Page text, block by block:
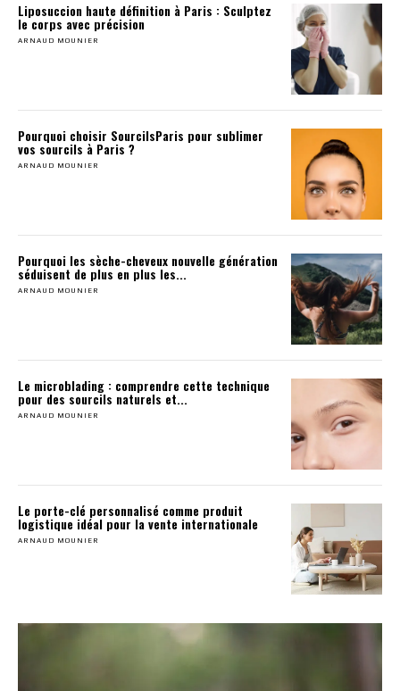
Liposuccion haute définition à Paris : Sculptez
le corps avec précision
ARNAUD MOUNIER
Pourquoi choisir SourcilsParis pour sublimer
vos sourcils à Paris ?
ARNAUD MOUNIER
Pourquoi les sèche-cheveux nouvelle génération
séduisent de plus en plus les...
ARNAUD MOUNIER
Le microblading : comprendre cette technique
pour des sourcils naturels et...
ARNAUD MOUNIER
Le porte-clé personnalisé comme produit
logistique idéal pour la vente internationale
ARNAUD MOUNIER